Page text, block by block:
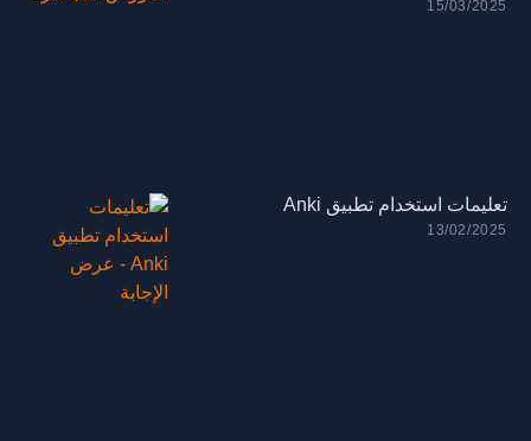
15/03/2025
تعليمات استخدام تطبيق Anki
13/02/2025